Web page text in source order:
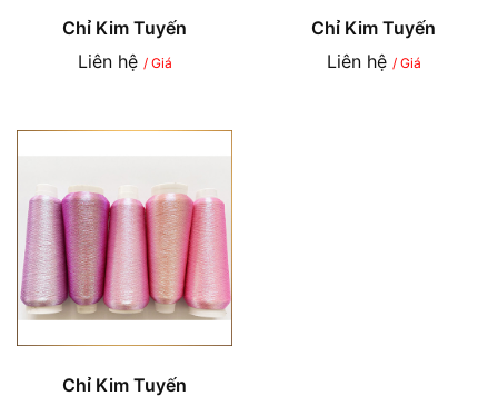
Chỉ Kim Tuyến
Liên hệ / Giá
Chỉ Kim Tuyến
Liên hệ / Giá
Chỉ Kim Tuyến